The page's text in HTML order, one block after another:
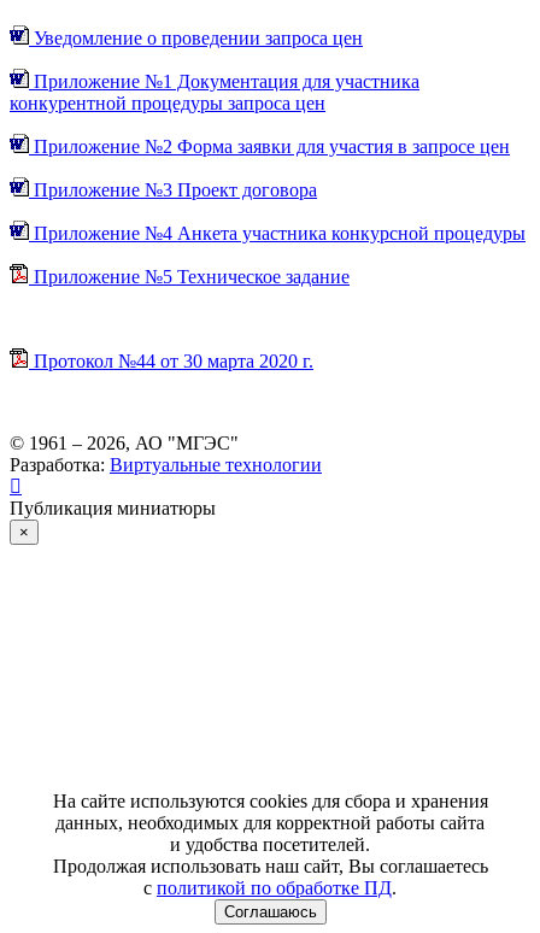
Уведомление о проведении запроса цен
Приложение №1 Документация для участника
конкурентной процедуры запроса цен
Приложение №2 Форма заявки для участия в запросе цен
Приложение №3 Проект договора
Приложение №4 Анкета участника конкурсной процедуры
Приложение №5 Техническое задание
Протокол №44 от 30 марта 2020 г.
© 1961 – 2026, АО "МГЭС"
Разработка: Виртуальные технологии
Публикация миниатюры
×
На сайте используются cookies для сбора и хранения
данных, необходимых для корректной работы сайта
и удобства посетителей.
Продолжая использовать наш сайт, Вы соглашаетесь
с политикой по обработке ПД.
Соглашаюсь